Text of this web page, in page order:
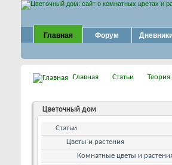
Главная Форум
Главная Статьи Теория
Цветочный дом
Статьи
Цветы и растения
Комнатные цветы и